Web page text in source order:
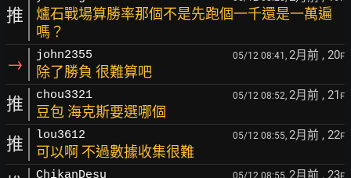
推
爐石戰場算勝率那個不是先跑個一千還是一萬遍
嗎？
→ john2355 05/12 08:41, 2月前 , 20F
除了勝負 很難算吧
推 chou3321 05/12 08:52, 2月前 , 21 F
豆包 海克斯要選哪個
推 lou3612 05/12 08:55, 2月前 , 22F
可以啊 不過數據收集很難
ChikanDesu 05/12 08:55, 2月前 , 23